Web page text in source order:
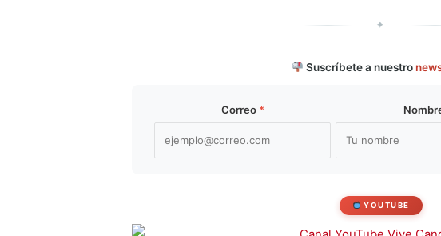
✦
Suscríbete a nuestro
Correo *
YOUTUBE